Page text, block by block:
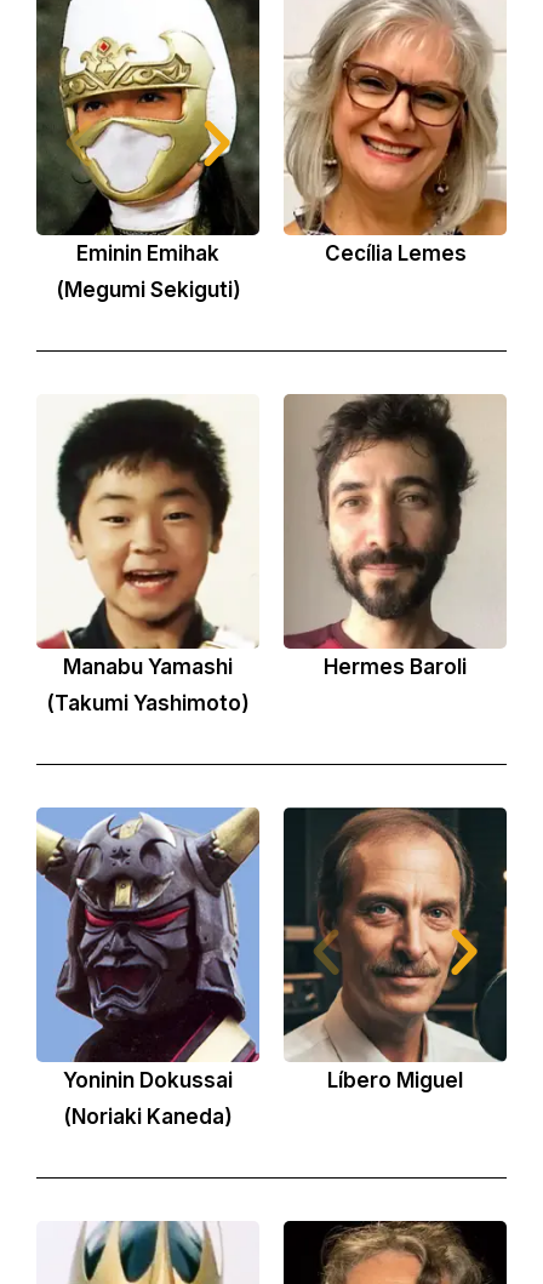
Eminin Emihak
(Megumi Sekiguti)
Kei (Megumi Sekiguti)
Cecília Lemes
Manabu Yamashi
(Takumi Yashimoto)
Hermes Baroli
Yoninin Dokussai
(Noriaki Kaneda)
Líbero Miguel